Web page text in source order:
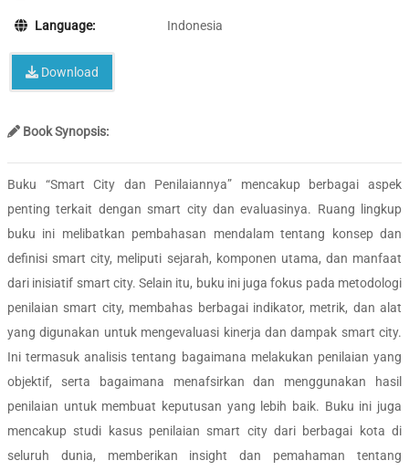
Language: Indonesia
Download
Book Synopsis:
Buku “Smart City dan Penilaiannya” mencakup berbagai aspek
penting terkait dengan smart city dan evaluasinya. Ruang lingkup
buku ini melibatkan pembahasan mendalam tentang konsep dan
definisi smart city, meliputi sejarah, komponen utama, dan manfaat
dari inisiatif smart city. Selain itu, buku ini juga fokus pada metodologi
penilaian smart city, membahas berbagai indikator, metrik, dan alat
yang digunakan untuk mengevaluasi kinerja dan dampak smart city.
Ini termasuk analisis tentang bagaimana melakukan penilaian yang
objektif, serta bagaimana menafsirkan dan menggunakan hasil
penilaian untuk membuat keputusan yang lebih baik. Buku ini juga
mencakup studi kasus penilaian smart city dari berbagai kota di
seluruh dunia, memberikan insight dan pemahaman tentang